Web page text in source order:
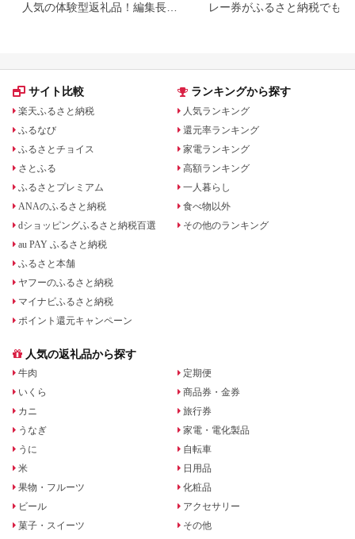
人気の体験型返礼品！編集長お
レー券がふるさと納税でもら
サイト比較
楽天ふるさと納税
ふるなび
ふるさとチョイス
さとふる
ふるさとプレミアム
ANAのふるさと納税
dショッピングふるさと納税百選
au PAY ふるさと納税
ふるさと本舗
ヤフーのふるさと納税
マイナビふるさと納税
ポイント還元キャンペーン
ランキングから探す
人気ランキング
還元率ランキング
家電ランキング
高額ランキング
一人暮らし
食べ物以外
その他のランキング
人気の返礼品から探す
牛肉
いくら
カニ
うなぎ
うに
米
果物・フルーツ
ビール
菓子・スイーツ
定期便
商品券・金券
旅行券
家電・電化製品
自転車
日用品
化粧品
アクセサリー
その他